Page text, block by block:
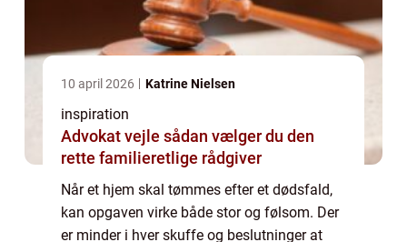
10 april 2026 Katrine Nielsen
inspiration
Advokat vejle sådan vælger du den
rette familieretlige rådgiver
Når et hjem skal tømmes efter et dødsfald,
kan opgaven virke både stor og følsom. Der
er minder i hver skuffe og beslutninger at